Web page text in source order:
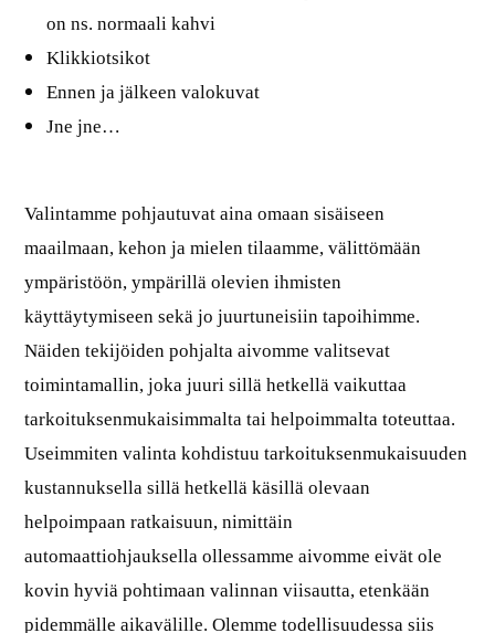
on ns. normaali kahvi
Klikkiotsikot
Ennen ja jälkeen valokuvat
Jne jne…
Valintamme pohjautuvat aina omaan sisäiseen
maailmaan, kehon ja mielen tilaamme, välittömään
ympäristöön, ympärillä olevien ihmisten
käyttäytymiseen sekä jo juurtuneisiin tapoihimme.
Näiden tekijöiden pohjalta aivomme valitsevat
toimintamallin, joka juuri sillä hetkellä vaikuttaa
tarkoituksenmukaisimmalta tai helpoimmalta toteuttaa.
Useimmiten valinta kohdistuu tarkoituksenmukaisuuden
kustannuksella sillä hetkellä käsillä olevaan
helpoimpaan ratkaisuun, nimittäin
automaattiohjauksella ollessamme aivomme eivät ole
kovin hyviä pohtimaan valinnan viisautta, etenkään
pidemmälle aikavälille. Olemme todellisuudessa siis